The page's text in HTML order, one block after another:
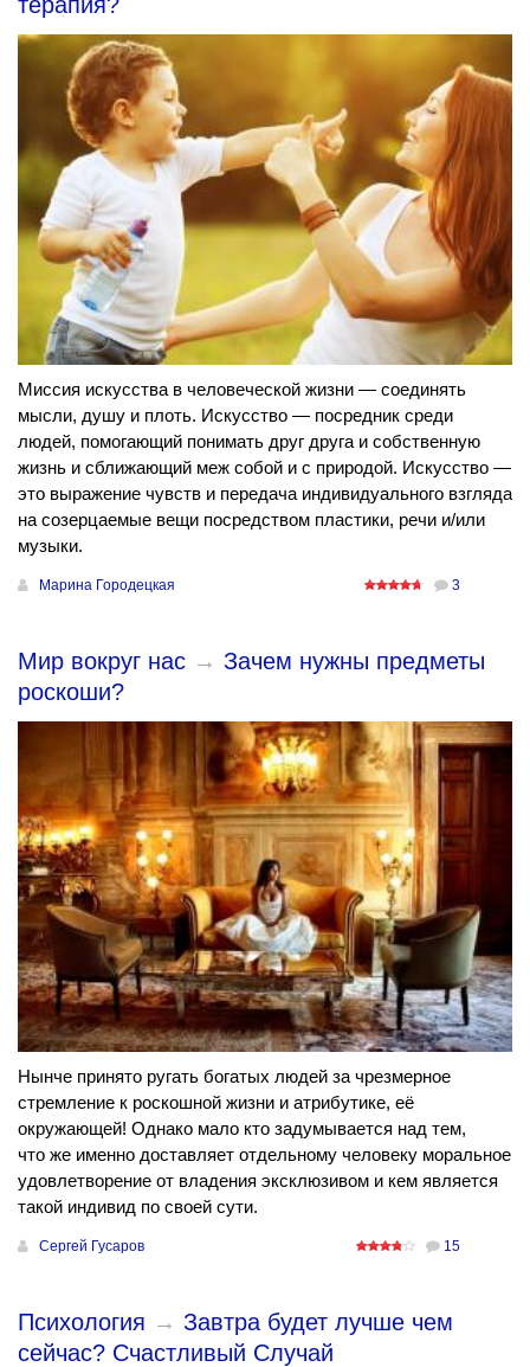
Миссия искусства в человеческой жизни — соединять
мысли, душу и плоть. Искусство — посредник среди
людей, помогающий понимать друг друга и собственную
жизнь и сближающий меж собой и с природой. Искусство —
это выражение чувств и передача индивидуального взгляда
на созерцаемые вещи посредством пластики, речи и/или
музыки.
Марина Городецкая 3
Мир вокруг нас → Зачем нужны предметы
роскоши?
Нынче принято ругать богатых людей за чрезмерное
стремление к роскошной жизни и атрибутике, её
окружающей! Однако мало кто задумывается над тем,
что же именно доставляет отдельному человеку моральное
удовлетворение от владения эксклюзивом и кем является
такой индивид по своей сути.
Сергей Гусаров 15
Психология → Завтра будет лучше чем
сейчас? Счастливый Случай